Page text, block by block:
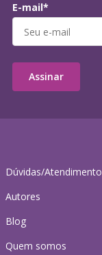
Dúvidas/Atendimento
Autores
Blog
Quem somos
E-mail*
Assinar